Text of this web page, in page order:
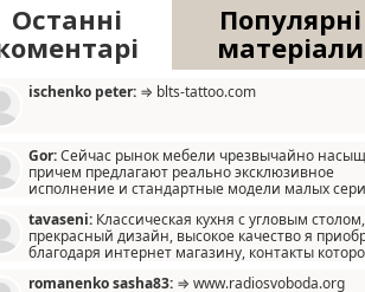
Останні
Популярні
матеріали
ischenko peter: ⇒ blts-tattoo.com
Gor:Сейчас рынок мебели чрезвычайно
причем предлагают реально эксклюзивное
исполнение и стандартные модели малых
мало походит на стандартные формы, в
и что главное - со вкусом все в
ненужных наворотов удорожающих мебель, а это
tavaseni: Классическая кухня с угловым столом,
прекрасный дизайн, высокое качество я
благодаря интернет магазину, контакты
romanenko sasha83: ⇒ www.radiosvoboda.org